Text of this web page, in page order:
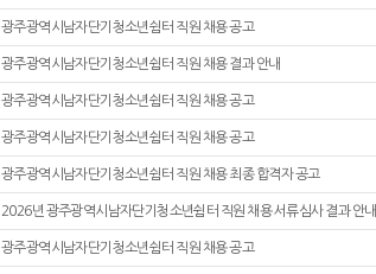
광주광역시남자단기청소년쉼터 직원 채용 공고
광주광역시남자단기청소년쉼터 직원 채용 결과 안내
광주광역시남자단기청소년쉼터 직원 채용 공고
광주광역시남자단기청소년쉼터 직원 채용 공고
광주광역시남자단기청소년쉼터 직원 채용 최종 합격자 공고
2026년 광주광역시남자단기청소년쉼터 직원 채용 서류심사 결과 안내
광주광역시남자단기청소년쉼터 직원 채용 공고